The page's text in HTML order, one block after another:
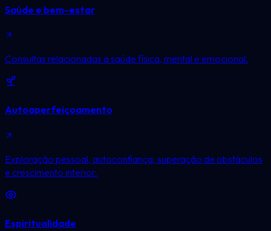
Saúde e bem-estar
Consultas relacionadas à saúde física, mental e emocional.
Autoaperfeiçoamento
Exploração pessoal, autoconfiança, superação de obstáculos
e crescimento interior.
Espiritualidade